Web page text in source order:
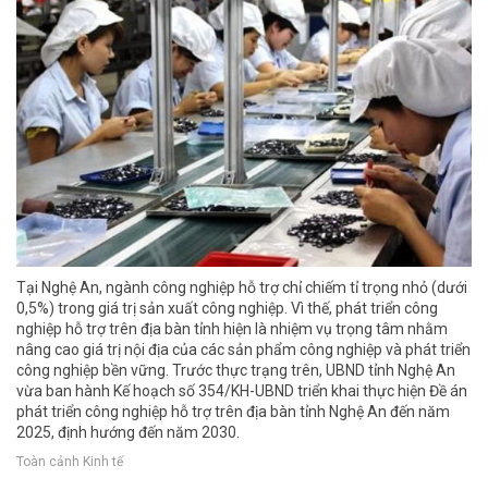
Tại Nghệ An, ngành công nghiệp hỗ trợ chỉ chiếm tỉ trọng nhỏ (dưới
0,5%) trong giá trị sản xuất công nghiệp. Vì thế, phát triển công
nghiệp hỗ trợ trên địa bàn tỉnh hiện là nhiệm vụ trọng tâm nhằm
nâng cao giá trị nội địa của các sản phẩm công nghiệp và phát triển
công nghiệp bền vững. Trước thực trạng trên, UBND tỉnh Nghệ An
vừa ban hành Kế hoạch số 354/KH-UBND triển khai thực hiện Đề án
phát triển công nghiệp hỗ trợ trên địa bàn tỉnh Nghệ An đến năm
2025, định hướng đến năm 2030.
Toàn cảnh Kinh tế